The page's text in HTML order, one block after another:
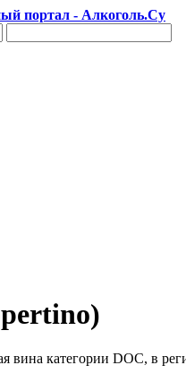
портал - Алкоголь.Су
вина категории DOC, в